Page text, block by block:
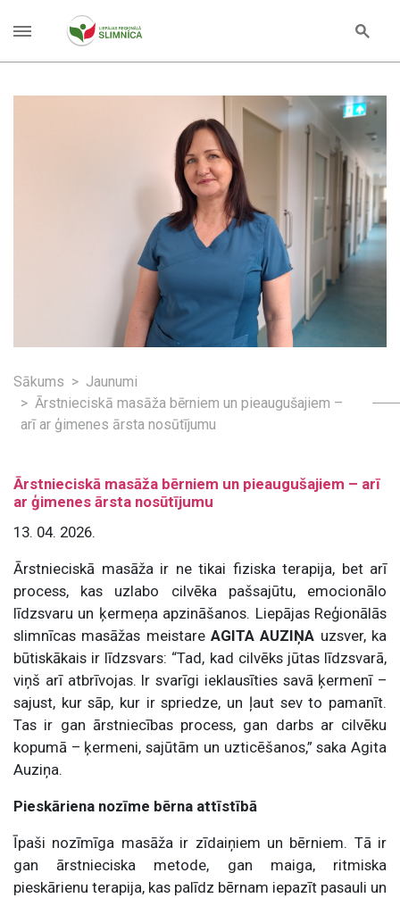
Sākums
Jaunumi
Ārstnieciskā masāža bērniem un pieaugušajiem –
arī ar ģimenes ārsta nosūtījumu
Ārstnieciskā masāža bērniem un pieaugušajiem – arī
ar ģimenes ārsta nosūtījumu
13. 04. 2026.
Ārstnieciskā masāža ir ne tikai fiziska terapija, bet arī
process, kas uzlabo cilvēka pašsajūtu, emocionālo
līdzsvaru un ķermeņa apzināšanos. Liepājas Reģionālās
slimnīcas masāžas meistare AGITA AUZIŅA uzsver, ka
būtiskākais ir līdzsvars: “Tad, kad cilvēks jūtas līdzsvarā,
viņš arī atbrīvojas. Ir svarīgi ieklausīties savā ķermenī –
sajust, kur sāp, kur ir spriedze, un ļaut sev to pamanīt.
Tas ir gan ārstniecības process, gan darbs ar cilvēku
kopumā – ķermeni, sajūtām un uzticēšanos,” saka Agita
Auziņa.
Pieskāriena nozīme bērna attīstībā
Īpaši nozīmīga masāža ir zīdaiņiem un bērniem. Tā ir
gan ārstnieciska metode, gan maiga, ritmiska
pieskārienu terapija, kas palīdz bērnam iepazīt pasauli un